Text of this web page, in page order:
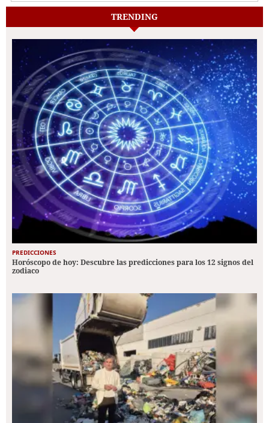
TRENDING
PREDICCIONES
Horóscopo de hoy: Descubre las predicciones para los 12 signos del
zodiaco